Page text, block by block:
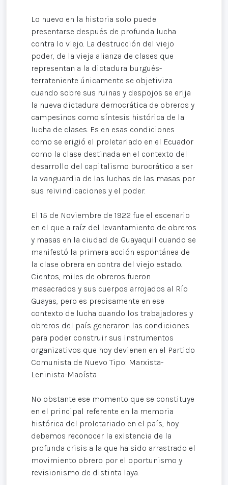
Lo nuevo en la historia solo puede
presentarse después de profunda lucha
contra lo viejo. La destrucción del viejo
poder, de la vieja alianza de clases que
representan a la dictadura burgués-
terrateniente únicamente se objetiviza
cuando sobre sus ruinas y despojos se erija
la nueva dictadura democrática de obreros y
campesinos como síntesis histórica de la
lucha de clases. Es en esas condiciones
como se erigió el proletariado en el Ecuador
como la clase destinada en el contexto del
desarrollo del capitalismo burocrático a ser
la vanguardia de las luchas de las masas por
sus reivindicaciones y el poder.
El 15 de Noviembre de 1922 fue el escenario
en el que a raíz del levantamiento de obreros
y masas en la ciudad de Guayaquil cuando se
manifestó la primera acción espontánea de
la clase obrera en contra del viejo estado.
Cientos, miles de obreros fueron
masacrados y sus cuerpos arrojados al Río
Guayas, pero es precisamente en ese
contexto de lucha cuando los trabajadores y
obreros del país generaron las condiciones
para poder construir sus instrumentos
organizativos que hoy devienen en el Partido
Comunista de Nuevo Tipo: Marxista-
Leninista-Maoísta.
No obstante ese momento que se constituye
en el principal referente en la memoria
histórica del proletariado en el país, hoy
debemos reconocer la existencia de la
profunda crisis a la que ha sido arrastrado el
movimiento obrero por el oportunismo y
revisionismo de distinta laya.